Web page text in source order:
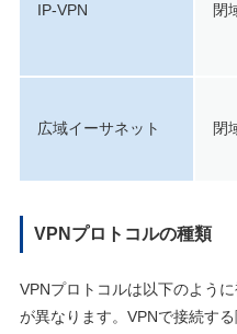
IP-VPN 閉
広域イーサネット 閉
VPNプロトコルの種類
VPNプロトコルは以下のよう
が異なります。VPNで接続す